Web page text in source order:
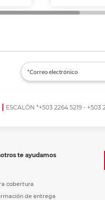
ESCALÓN *+503 2264 5219 - +503
te ayudamos
cobertura
de entrega